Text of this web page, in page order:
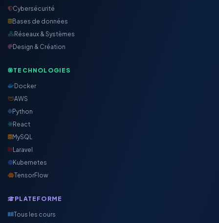
Cybersécurité
Bases de données
Réseaux & Systèmes
Design & Création
TECHNOLOGIES
Docker
AWS
Python
React
MySQL
Laravel
Kubernetes
TensorFlow
PLATEFORME
Tous les cours